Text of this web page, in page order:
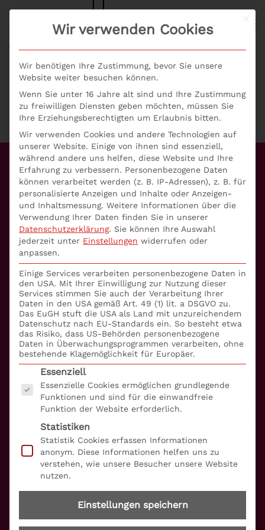
Skip to main content
Unser Angebot
Aufsichtsrat
Geldwäscheprävention
WpHG-Compliance
Management
Betrugsprävention
Informationssicherheit
Compliance
Embargo + Sanktionen
Datenschutz
Barrierefreiheitserklärung
Über uns
S+P Unternehmerforum
Mit
Wir verwenden Cookies
Wir benötigen Ihre Zustimmung, bevor Sie unsere
Website weiter besuchen können.
Wenn Sie unter 16 Jahre alt sind und Ihre Zustimmung
zu freiwilligen Diensten geben möchten, müssen Sie
Ihre Erziehungsberechtigten um Erlaubnis bitten.
Wir verwenden Cookies und andere Technologien auf
unserer Website. Einige von ihnen sind essenziell,
während andere uns helfen, diese Website und Ihre
Erfahrung zu verbessern. Personenbezogene Daten
können verarbeitet werden (z. B. IP-Adressen), z. B. für
personalisierte Anzeigen und Inhalte oder Anzeigen-
und Inhaltsmessung. Weitere Informationen über die
Verwendung Ihrer Daten finden Sie in unserer
Datenschutzerklärung. Sie können Ihre Auswahl
jederzeit unter Einstellungen widerrufen oder
anpassen.
Einige Services verarbeiten personenbezogene Daten in
den USA. Mit Ihrer Einwilligung zur Nutzung dieser
Services stimmen Sie auch der Verarbeitung Ihrer
Daten in den USA gemäß Art. 49 (1) lit. a DSGVO zu.
Das EuGH stuft die USA als Land mit unzureichendem
Datenschutz nach EU-Standards ein. So besteht etwa
das Risiko, dass US-Behörden personenbezogene
Daten in Überwachungsprogrammen verarbeiten, ohne
bestehende Klagemöglichkeit für Europäer.
Es folgt eine Liste der Service-Gruppen, für die
Essenziell
Essenzielle Cookies ermöglichen grundlegende
Funktionen und sind für die einwandfreie
Funktion der Website erforderlich.
Statistiken
Statistik Cookies erfassen Informationen
anonym. Diese Informationen helfen uns zu
verstehen, wie unsere Besucher unsere Website
nutzen.
Einstellungen speichern